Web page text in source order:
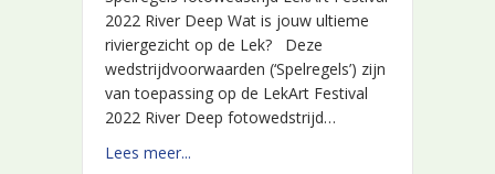
2022 River Deep Wat is jouw ultieme
riviergezicht op de Lek? Deze
wedstrijdvoorwaarden (‘Spelregels’) zijn
van toepassing op de LekArt Festival
2022 River Deep fotowedstrijd…
Lees meer...